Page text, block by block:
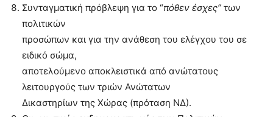
Συνταγματική πρόβλεψη για το “πόθεν έσχες” των
πολιτικών
προσώπων και για την ανάθεση του ελέγχου του σε
ειδικό σώμα,
αποτελούμενο αποκλειστικά από ανώτατους
λειτουργούς των τριών Ανώτατων
Δικαστηρίων της Χώρας (πρόταση ΝΔ).